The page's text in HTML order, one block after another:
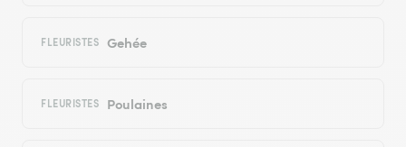
FLEURISTES Gehée
FLEURISTES Poulaines